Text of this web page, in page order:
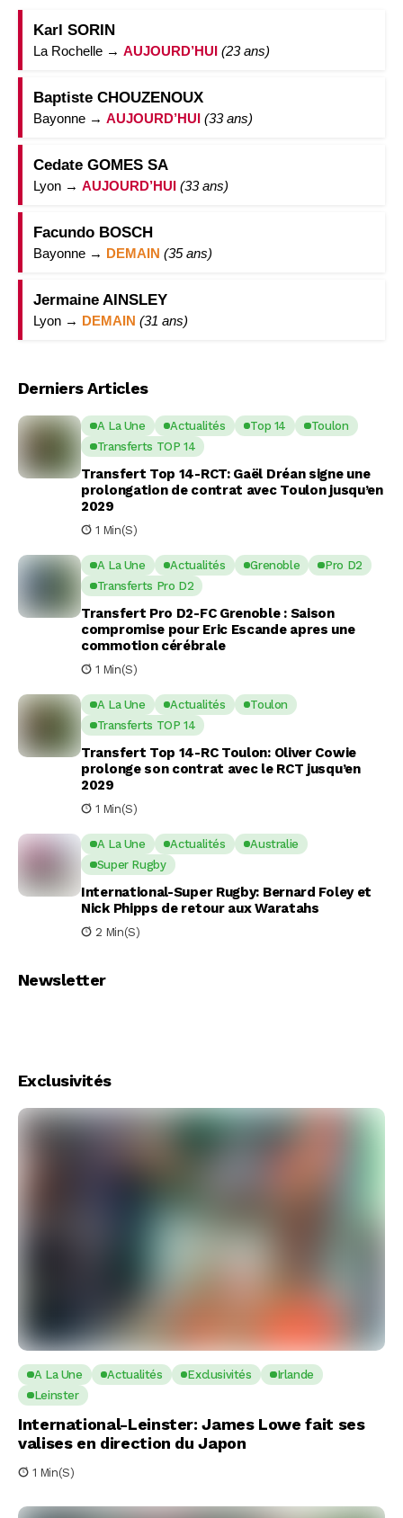
Karl SORIN
La Rochelle → AUJOURD’HUI (23 ans)
Baptiste CHOUZENOUX
Bayonne → AUJOURD’HUI (33 ans)
Cedate GOMES SA
Lyon → AUJOURD’HUI (33 ans)
Facundo BOSCH
Bayonne → DEMAIN (35 ans)
Jermaine AINSLEY
Lyon → DEMAIN (31 ans)
Derniers Articles
A La Une Actualités Top 14
Toulon
Transferts TOP 14
Transfert Top 14-RCT: Gaël Dréan signe une
prolongation de contrat avec Toulon jusqu’en
2029
1 Min(s)
A La Une Actualités Grenoble
Pro D2
Transferts Pro D2
Transfert Pro D2-FC Grenoble : Saison
compromise pour Eric Escande apres une
commotion cérébrale
1 Min(s)
A La Une Actualités
Toulon
Transferts TOP 14
Transfert Top 14-RC Toulon: Oliver Cowie
prolonge son contrat avec le RCT jusqu’en
2029
1 Min(s)
A La Une Actualités
Australie
Super Rugby
International-Super Rugby: Bernard Foley et
Nick Phipps de retour aux Waratahs
2 Min(s)
Newsletter
Exclusivités
A La Une Actualités Exclusivités
Irlande
Leinster
International-Leinster: James Lowe fait ses
valises en direction du Japon
1 Min(s)